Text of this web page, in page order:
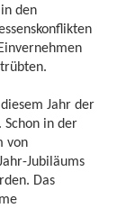
den
Jahr der
in der
von
Jubiläums
Das